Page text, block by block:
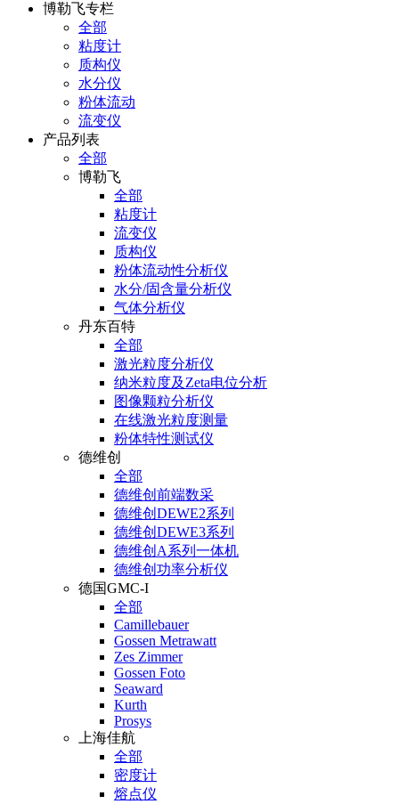
博勒飞专栏
全部
粘度计
质构仪
水分仪
粉体流动
流变仪
产品列表
全部
博勒飞
全部
粘度计
流变仪
质构仪
粉体流动性分析仪
水分/固含量分析仪
气体分析仪
丹东百特
全部
激光粒度分析仪
纳米粒度及Zeta电位分析
图像颗粒分析仪
在线激光粒度测量
粉体特性测试仪
德维创
全部
德维创前端数采
德维创DEWE2系列
德维创DEWE3系列
德维创A系列一体机
德维创功率分析仪
德国GMC-I
全部
Camillebauer
Gossen Metrawatt
Zes Zimmer
Gossen Foto
Seaward
Kurth
Prosys
上海佳航
全部
密度计
熔点仪